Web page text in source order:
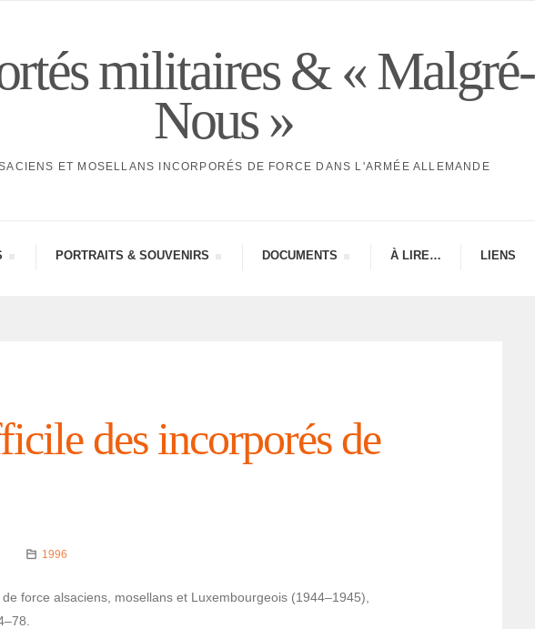
militaires & « Malgré-
Nous »
ET MOSELLANS INCORPORÉS DE FORCE DANS L'ARMÉE ALLEMANDE
PORTRAITS & SOUVE­NIRS DOCU­MENTS À LIRE… LIENS
des incor­po­rés de
1996
force alsa­ciens, mosel­lans et Luxem­bour­geois (1944–1945),